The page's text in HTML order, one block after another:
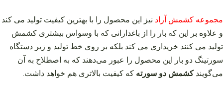
مجموعه کشمش آراد نیز این محصول را با بهترین کیفیت تولید می کند
و علاوه بر این که بار را از باغدارانی که با وسواس بیشتری کشمش
تولید می کنند خریداری می کند بلکه بر روی خط تولید و زیر دستگاه
سورتینگ دو بار این محصول را عبور می‌دهند که به اصطلاح به آن
می‌گویندکشمش دو سورته که کیفیت بالاتری هم خواهد داشت.